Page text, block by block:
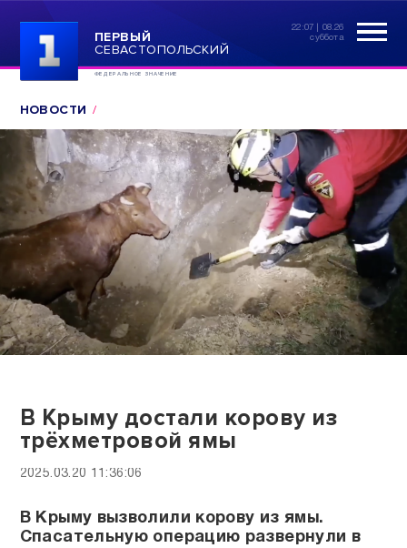
ПЕРВЫЙ
СЕВАСТОПОЛЬСКИЙ
ФЕДЕРАЛЬНОЕ ЗНАЧЕНИЕ
22:07 | 08.26
суббота
НОВОСТИ
В Крыму достали корову из
трёхметровой ямы
2025.03.20 11:36:06
В Крыму вызволили корову из ямы.
Спасательную операцию развернули в